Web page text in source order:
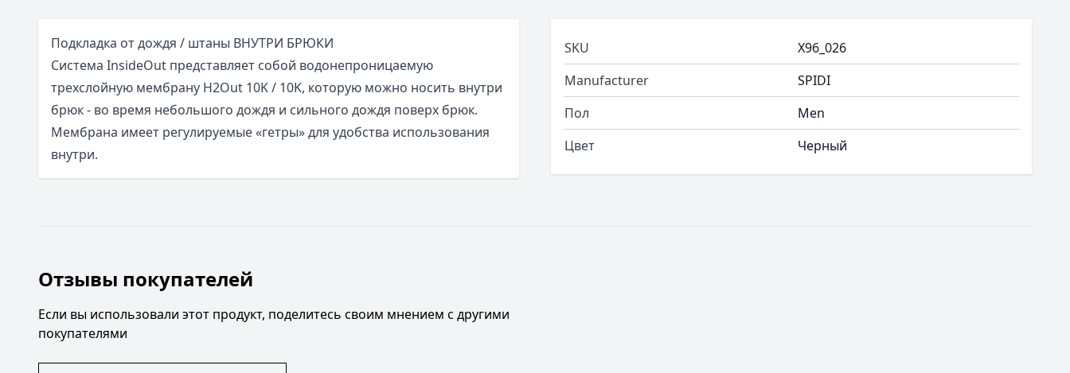
Подкладка от дождя / штаны ВНУТРИ БРЮКИ
Система InsideOut представляет собой водонепроницаемую
трехслойную мембрану H2Out 10K / 10K, которую можно носить внутри
брюк - во время небольшого дождя и сильного дождя поверх брюк.
Мембрана имеет регулируемые «гетры» для удобства использования
внутри.
SKU
X96_026
Manufacturer
SPIDI
Пол
Men
Цвет
Черный
Отзывы покупателей
Если вы использовали этот продукт, поделитесь своим мнением с другими
покупателями